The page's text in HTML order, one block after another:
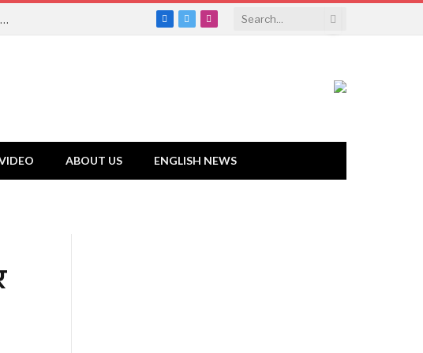
DA Hike: 8वें वेतन आयोग से पहले कर्मचारियों को बड़ा तोहफा, महंगाई भत्ता बढ़कर 63% होगा
Facebook
TwitterInstagram
ABOUT US ENGLISH NEWS